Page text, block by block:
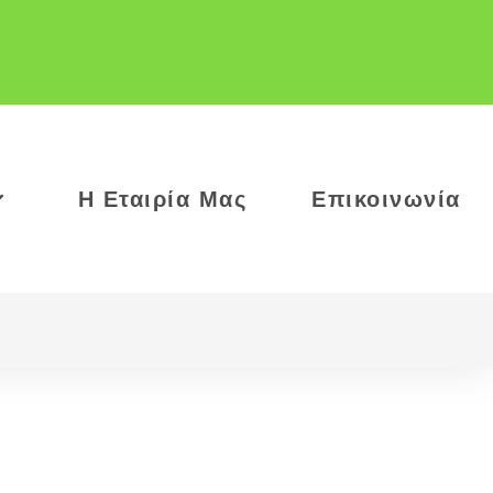
Η Εταιρία Μας Επικοινωνία